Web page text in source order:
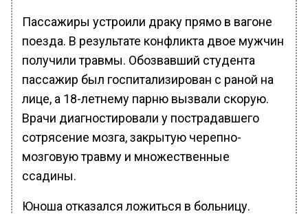
Пассажиры устроили драку прямо в вагоне
поезда. В результате конфликта двое мужчин
получили травмы. Обозвавший студента
пассажир был госпитализирован с раной на
лице, а 18-летнему парню вызвали скорую.
Врачи диагностировали у пострадавшего
сотрясение мозга, закрытую черепно-
мозговую травму и множественные
ссадины.
Юноша отказался ложиться в больницу.